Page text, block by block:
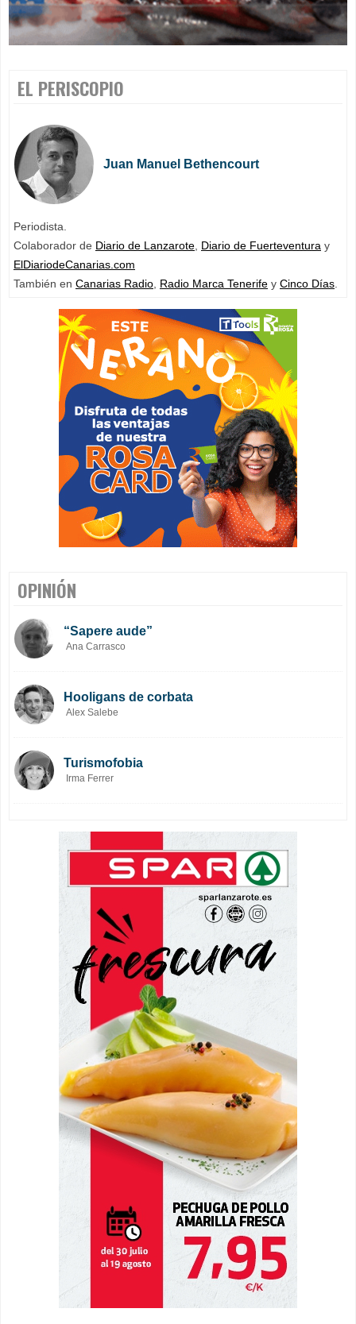
EL PERISCOPIO
Juan Manuel Bethencourt
Periodista.
Colaborador de Diario de Lanzarote Diario de Fuerteventura y
ElDiariodeCanarias.com
También en Canarias Radio Radio Marca Tenerife y Cinco Días
OPINIÓN
“Sapere aude”
Ana Carrasco
Hooligans de corbata
Alex Salebe
Turismofobia
Irma Ferrer